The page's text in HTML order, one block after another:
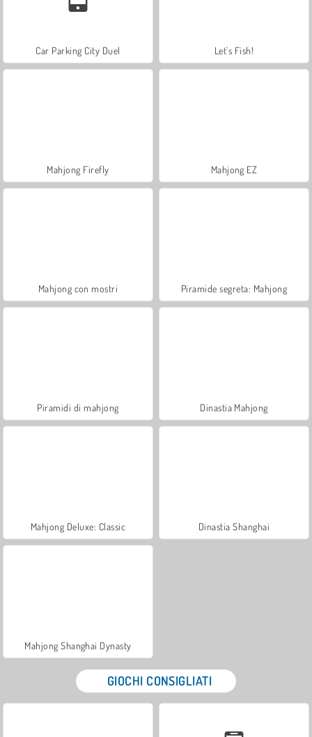
Car Parking City Duel Let's Fish!
Mahjong Firefly Mahjong EZ
Mahjong con mostri Piramide segreta: Mahjong
Piramidi di mahjong Dinastia Mahjong
Mahjong Deluxe: Classic Dinastia Shanghai
Mahjong Shanghai Dynasty
GIOCHI CONSIGLIATI